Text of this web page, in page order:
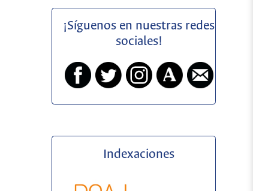
¡Síguenos en nuestras redes
sociales!
Indexaciones